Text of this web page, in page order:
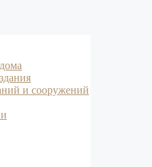
и сооружений